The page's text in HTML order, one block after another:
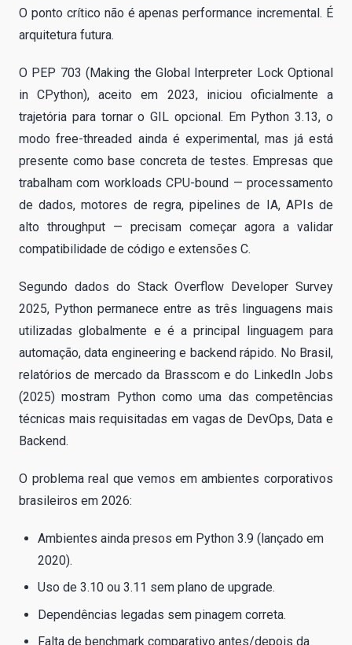
O ponto crítico não é apenas performance incremental. É
arquitetura futura.
O PEP 703 (Making the Global Interpreter Lock Optional
in CPython), aceito em 2023, iniciou oficialmente a
trajetória para tornar o GIL opcional. Em Python 3.13, o
modo free-threaded ainda é experimental, mas já está
presente como base concreta de testes. Empresas que
trabalham com workloads CPU-bound — processamento
de dados, motores de regra, pipelines de IA, APIs de
alto throughput — precisam começar agora a validar
compatibilidade de código e extensões C.
Segundo dados do Stack Overflow Developer Survey
2025, Python permanece entre as três linguagens mais
utilizadas globalmente e é a principal linguagem para
automação, data engineering e backend rápido. No Brasil,
relatórios de mercado da Brasscom e do LinkedIn Jobs
(2025) mostram Python como uma das competências
técnicas mais requisitadas em vagas de DevOps, Data e
Backend.
O problema real que vemos em ambientes corporativos
brasileiros em 2026:
Ambientes ainda presos em Python 3.9 (lançado em
2020).
Uso de 3.10 ou 3.11 sem plano de upgrade.
Dependências legadas sem pinagem correta.
Falta de benchmark comparativo antes/depois da